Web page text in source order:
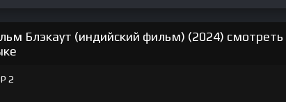
Блэкаут (индийский фильм) (2024)
2